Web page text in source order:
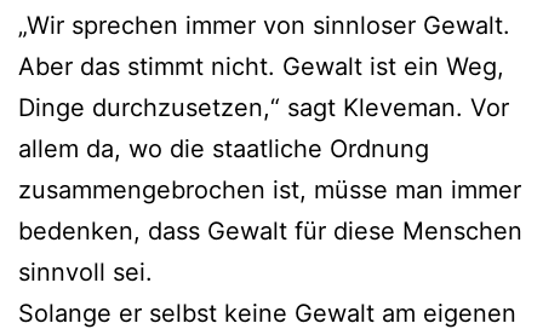
„Wir sprechen immer von sinnloser Gewalt.
Aber das stimmt nicht. Gewalt ist ein Weg,
Dinge durchzusetzen,“ sagt Kleveman. Vor
allem da, wo die staatliche Ordnung
zusammengebrochen ist, müsse man immer
bedenken, dass Gewalt für diese Menschen
sinnvoll sei.
Solange er selbst keine Gewalt am eigenen